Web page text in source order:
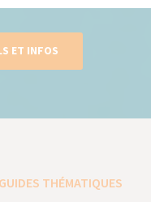
ET INFOS
THÉMATIQUES